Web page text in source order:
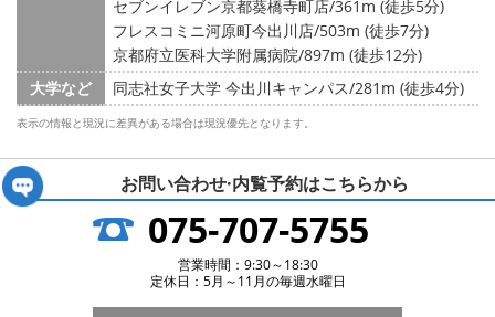
セブンイレブン京都葵橋寺町店/361m (徒歩5分)
フレスコミニ河原町今出川店/503m (徒歩7分)
京都府立医科大学附属病院/897m (徒歩12分)
大学など
同志社女子大学 今出川キャンパス/281m (徒歩4分)
表示の情報と現況に差異がある場合は現況優先となります。
お問い合わせ·内覧予約はこちらから
075-707-5755
営業時間：9:30～18:30
定休日：5月～11月の毎週水曜日